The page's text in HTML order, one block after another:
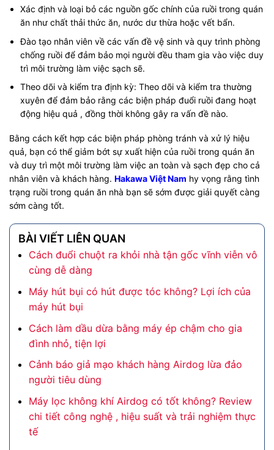
Xác định và loại bỏ các nguồn gốc chính của ruồi trong quán
ăn như chất thải thức ăn, nước dư thừa hoặc vết bẩn.
Đào tạo nhân viên về các vấn đề vệ sinh và quy trình phòng
chống ruồi để đảm bảo mọi người đều tham gia vào việc duy
trì môi trường làm việc sạch sẽ.
Theo dõi và kiểm tra định kỳ: Theo dõi và kiểm tra thường
xuyên để đảm bảo rằng các biện pháp đuổi ruồi đang hoạt
động hiệu quả , đồng thời không gây ra vấn đề nào.
Bằng cách kết hợp các biện pháp phòng tránh và xử lý hiệu
quả, bạn có thể giảm bớt sự xuất hiện của ruồi trong quán ăn
và duy trì một môi trường làm việc an toàn và sạch đẹp cho cả
nhân viên và khách hàng. Hakawa Việt Nam hy vọng rằng tình
trạng ruồi trong quán ăn nhà bạn sẽ sớm được giải quyết càng
sớm càng tốt.
BÀI VIẾT LIÊN QUAN
Cách đuổi chuột ra khỏi nhà tận gốc vĩnh viễn vô
cùng dễ dàng
Máy hút bụi có hút được tóc không? Lợi ích của
máy hút bụi
Cách làm dầu dừa bằng máy ép chậm cho gia
đình nhỏ, tiện lợi
Cảnh báo giả mạo khách hàng Airdog lừa đảo
người tiêu dùng
Máy lọc không khí Airdog có tốt không? Review
chi tiết công nghệ , hiệu suất và trải nghiệm thực
tế